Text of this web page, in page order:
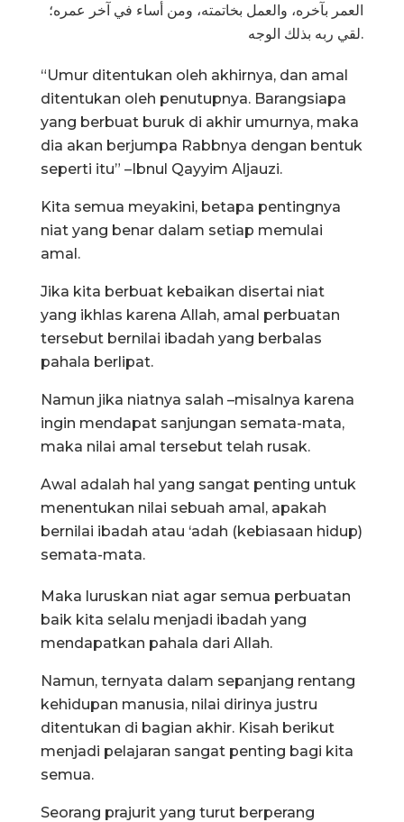
‏العمر بآخره، والعمل بخاتمته، ومن أساء في آخر عمره؛
لقي ربه بذلك الوجه.
“Umur ditentukan oleh akhirnya, dan amal
ditentukan oleh penutupnya. Barangsiapa
yang berbuat buruk di akhir umurnya, maka
dia akan berjumpa Rabbnya dengan bentuk
seperti itu” –Ibnul Qayyim Aljauzi.
Kita semua meyakini, betapa pentingnya
niat yang benar dalam setiap memulai
amal.
Jika kita berbuat kebaikan disertai niat
yang ikhlas karena Allah, amal perbuatan
tersebut bernilai ibadah yang berbalas
pahala berlipat.
Namun jika niatnya salah –misalnya karena
ingin mendapat sanjungan semata-mata,
maka nilai amal tersebut telah rusak.
Awal adalah hal yang sangat penting untuk
menentukan nilai sebuah amal, apakah
bernilai ibadah atau ‘adah (kebiasaan hidup)
semata-mata.
Maka luruskan niat agar semua perbuatan
baik kita selalu menjadi ibadah yang
mendapatkan pahala dari Allah.
Namun, ternyata dalam sepanjang rentang
kehidupan manusia, nilai dirinya justru
ditentukan di bagian akhir. Kisah berikut
menjadi pelajaran sangat penting bagi kita
semua.
Seorang prajurit yang turut berperang